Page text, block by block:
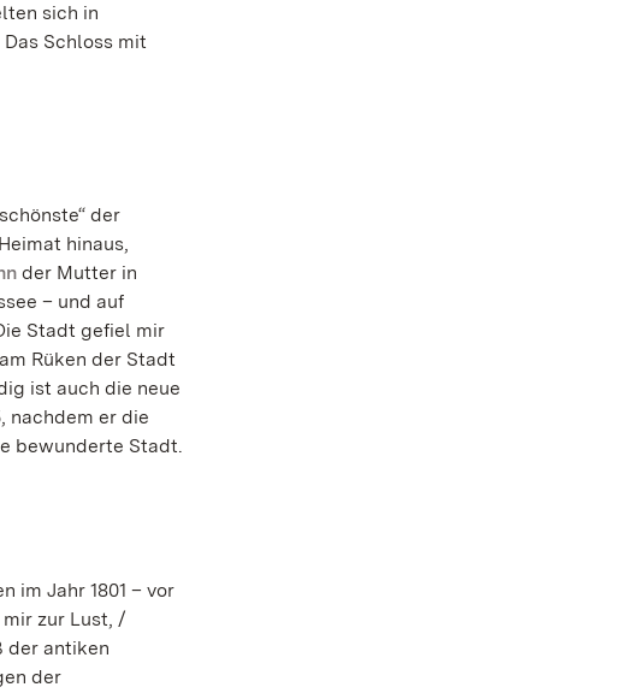
sich in
Schloss mit
der
hinaus,
der Mutter in
– und auf
Stadt gefiel mir
Rüken der Stadt
ist auch die neue
nachdem er die
bewunderte Stadt.
im Jahr 1801 – vor
zur Lust, /
der antiken
der